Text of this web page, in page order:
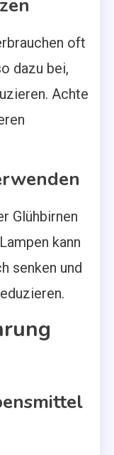
oft
dazu bei,
Achte
Glühbirnen
kann
senken und